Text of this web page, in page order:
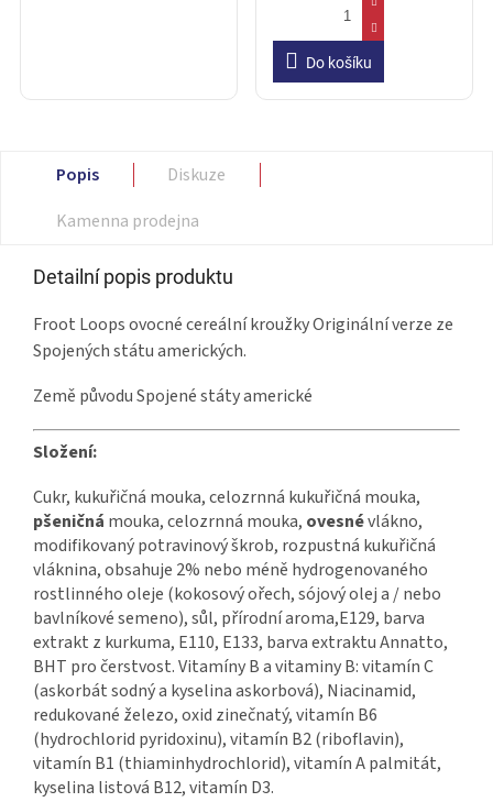
Do košíku
Popis
Diskuze
Kamenna prodejna
Detailní popis produktu
Froot Loops ovocné cereální kroužky Originální verze ze
Spojených státu amerických.
Země původu Spojené státy americké
Složení:
Cukr, kukuřičná mouka, celozrnná kukuřičná mouka,
pšeničná mouka, celozrnná mouka, ovesnévlákno,
modifikovaný potravinový škrob, rozpustná kukuřičná
vláknina, obsahuje 2% nebo méně hydrogenovaného
rostlinného oleje (kokosový ořech, sójový olej a / nebo
bavlníkové semeno), sůl, přírodní aroma,E129, barva
extrakt z kurkuma, E110, E133, barva extraktu Annatto,
BHT pro čerstvost. Vitamíny B a vitaminy B: vitamín C
(askorbát sodný a kyselina askorbová), Niacinamid,
redukované železo, oxid zinečnatý, vitamín B6
(hydrochlorid pyridoxinu), vitamín B2 (riboflavin),
vitamín B1 (thiaminhydrochlorid), vitamín A palmitát,
kyselina listová B12, vitamín D3.